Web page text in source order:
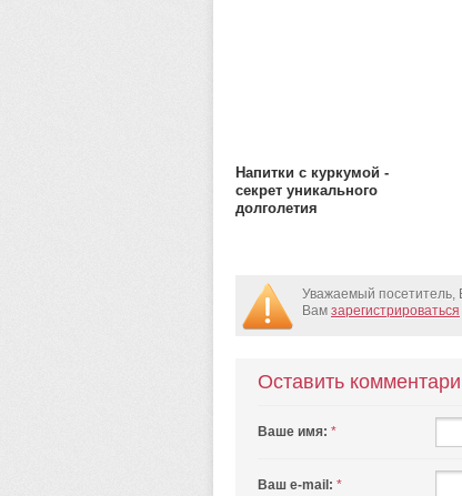
Напитки c куркумой -
секрет уникального
долголетия
Уважаемый посетитель,
Вам зарегистрироваться
Оставить
Ваше имя: *
Ваш e-mail: *